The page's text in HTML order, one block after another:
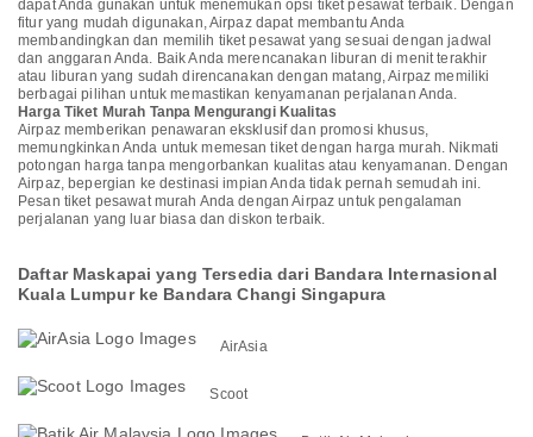
dapat Anda gunakan untuk menemukan opsi tiket pesawat terbaik. Dengan
fitur yang mudah digunakan, Airpaz dapat membantu Anda
membandingkan dan memilih tiket pesawat yang sesuai dengan jadwal
dan anggaran Anda. Baik Anda merencanakan liburan di menit terakhir
atau liburan yang sudah direncanakan dengan matang, Airpaz memiliki
berbagai pilihan untuk memastikan kenyamanan perjalanan Anda.
Harga Tiket Murah Tanpa Mengurangi Kualitas
Airpaz memberikan penawaran eksklusif dan promosi khusus,
memungkinkan Anda untuk memesan tiket dengan harga murah. Nikmati
potongan harga tanpa mengorbankan kualitas atau kenyamanan. Dengan
Airpaz, bepergian ke destinasi impian Anda tidak pernah semudah ini.
Pesan tiket pesawat murah Anda dengan Airpaz untuk pengalaman
perjalanan yang luar biasa dan diskon terbaik.
Daftar Maskapai yang Tersedia dari Bandara Internasional
Kuala Lumpur ke Bandara Changi Singapura
AirAsia
Scoot